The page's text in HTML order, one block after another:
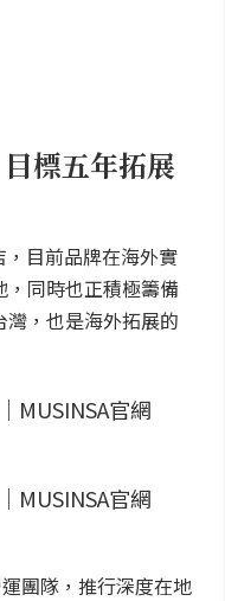
標五年拓展
，目前品牌在海外實
同時也正積極籌備
，也是海外拓展的
團隊，推行深度在地